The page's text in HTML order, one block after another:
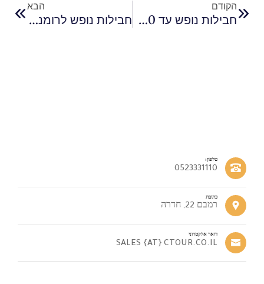
הקודם
חבילות נופש עד 300 דולר
הבא
חבילות נופש לרומניה בוקרשט- מה שחייבים להבין בתחום
טלפון:
0523331110
כתובת
רמבם 22, חדרה
דואר אלקטרוני
SALES {AT} CTOUR.CO.IL